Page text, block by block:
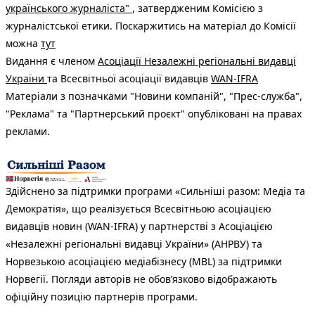
українського журналіста" , затвердженим Комісією з
журналістської етики. Поскаржитись на матеріал до Комісії
можна тут
Видання є членом Асоціації Незалежні регіональні видавці
України та Всесвітньої асоціації видавців WAN-IFRA
Матеріали з позначками "Новини компаній", "Прес-служба",
"Реклама" та "Партнерський проєкт" опубліковані на правах
реклами.
Здійснено за підтримки програми «Сильніші разом: Медіа та
Демократія», що реалізується Всесвітньою асоціацією
видавців новин (WAN-IFRA) у партнерстві з Асоціацією
«Незалежні регіональні видавці України» (АНРВУ) та
Норвезькою асоціацією медіабізнесу (MBL) за підтримки
Норвегії. Погляди авторів не обов’язково відображають
офіційну позицію партнерів програми.